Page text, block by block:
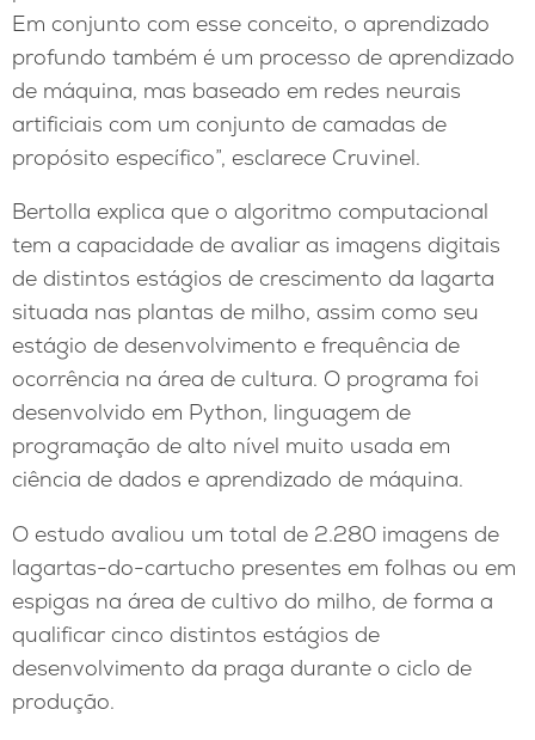
Em conjunto com esse conceito, o aprendizado
profundo também é um processo de aprendizado
de máquina, mas baseado em redes neurais
artificiais com um conjunto de camadas de
propósito específico”, esclarece Cruvinel.
Bertolla explica que o algoritmo computacional
tem a capacidade de avaliar as imagens digitais
de distintos estágios de crescimento da lagarta
situada nas plantas de milho, assim como seu
estágio de desenvolvimento e frequência de
ocorrência na área de cultura. O programa foi
desenvolvido em Python, linguagem de
programação de alto nível muito usada em
ciência de dados e aprendizado de máquina.
O estudo avaliou um total de 2.280 imagens de
lagartas-do-cartucho presentes em folhas ou em
espigas na área de cultivo do milho, de forma a
qualificar cinco distintos estágios de
desenvolvimento da praga durante o ciclo de
produção.